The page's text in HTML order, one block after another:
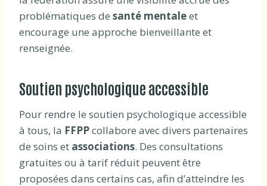
problématiques de santé mentaleet
encourage une approche bienveillante et
renseignée.
Soutien psychologique accessible
Pour rendre le soutien psychologique accessible
à tous, la FFPPcollabore avec divers partenaires
de soins et associations. Des consultations
gratuites ou à tarif réduit peuvent être
proposées dans certains cas, afin d’atteindre les